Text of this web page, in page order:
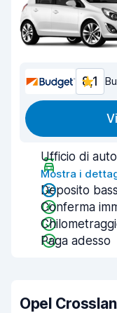
8,1
Ufficio di
Mostra i
Deposito
Conferma
Paga adesso
Opel